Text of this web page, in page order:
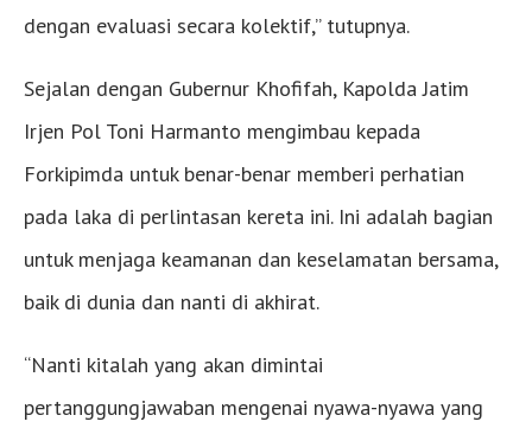
dengan evaluasi secara kolektif,” tutupnya.
Sejalan dengan Gubernur Khofifah, Kapolda Jatim
Irjen Pol Toni Harmanto mengimbau kepada
Forkipimda untuk benar-benar memberi perhatian
pada laka di perlintasan kereta ini. Ini adalah bagian
untuk menjaga keamanan dan keselamatan bersama,
baik di dunia dan nanti di akhirat.
“Nanti kitalah yang akan dimintai
pertanggungjawaban mengenai nyawa-nyawa yang